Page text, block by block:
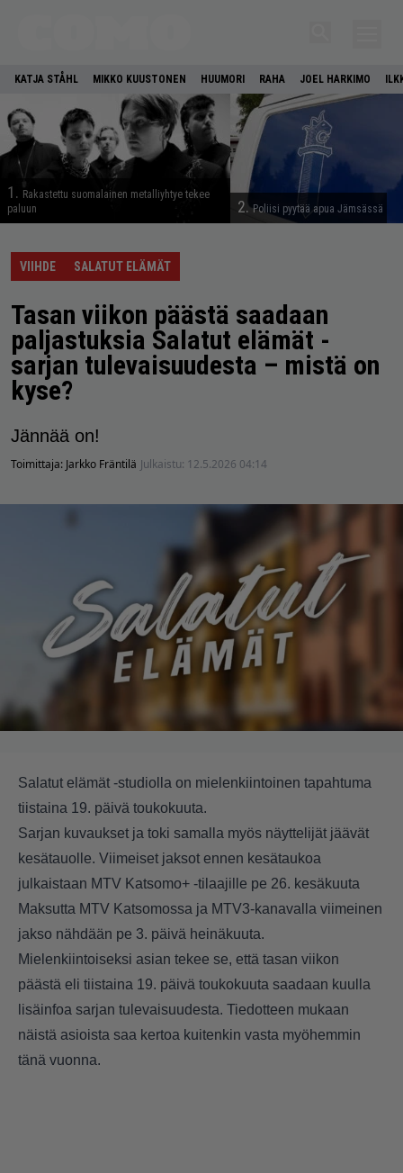
KATJA STÅHL MIKKO KUUSTONEN HUUMORI RAHA JOEL HARKIMO
1. Rakastettu suomalainen metalliyhtye tekee
paluun
2.Poliisi pyytää apua Jämsässä
VIIHDE SALATUT ELÄMÄT
Tasan viikon päästä saadaan
paljastuksia Salatut elämät -
sarjan tulevaisuudesta – mistä on
kyse?
Jännää on!
Toimittaja: Jarkko Fräntilä Julkaistu: 12.5.2026 04:14
Salatut elämät -studiolla on mielenkiintoinen tapahtuma
tiistaina 19. päivä toukokuuta.
Sarjan kuvaukset ja toki samalla myös näyttelijät jäävät
kesätauolle. Viimeiset jaksot ennen kesätaukoa
julkaistaan MTV Katsomo+ -tilaajille pe 26. kesäkuuta
Maksutta MTV Katsomossa ja MTV3-kanavalla viimeinen
jakso nähdään pe 3. päivä heinäkuuta.
Mielenkiintoiseksi asian tekee se, että tasan viikon
päästä eli tiistaina 19. päivä toukokuuta saadaan kuulla
lisäinfoa sarjan tulevaisuudesta. Tiedotteen mukaan
näistä asioista saa kertoa kuitenkin vasta myöhemmin
tänä vuonna.